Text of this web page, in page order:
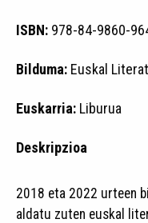
ISBN: 978-84-9860-
Bilduma: Euskal
Euskarria: Liburua
Deskripzioa
2018 eta 2022 urteen
aldatu zuten euskal